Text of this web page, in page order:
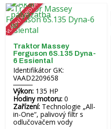
ZVLÁŠTNÍ NABÍDKA!
Traktor Massey
Ferguson 6S.135 Dyna-
6 Essiental
Identifikátor GK:
VAAD2209658
Výkon: 135 HP
Hodiny motoru: 0
Zařízení: Technologie „All-
in-One“, palivový filtr s
odlučovačem vody